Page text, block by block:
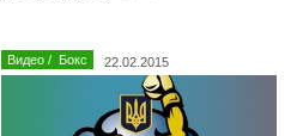
Видео / Бокс 22.02.2015